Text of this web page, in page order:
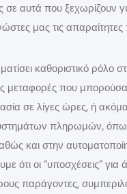
σε αυτά που ξεχωρίζουν
μας τις
καθοριστικό
μεταφορές που
σε λίγες ώρες, ή
πληρωμών,
και στην
ότι οι “υποσχέσεις”
παράγοντες,